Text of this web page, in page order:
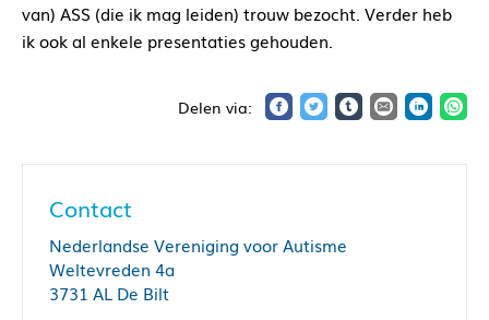
van) ASS (die ik mag leiden) trouw bezocht. Verder heb
ik ook al enkele presentaties gehouden.
Contact
Nederlandse Vereniging voor Autisme
Weltevreden 4a
3731 AL De Bilt